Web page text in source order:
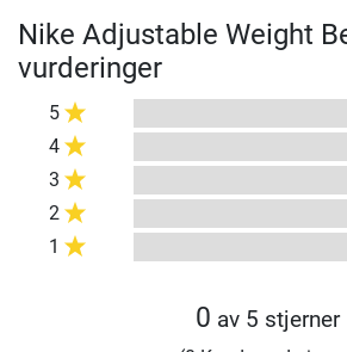
Nike Adjustable Weight
vurderinger
5
4
3
2
1
0 av 5 stjerner